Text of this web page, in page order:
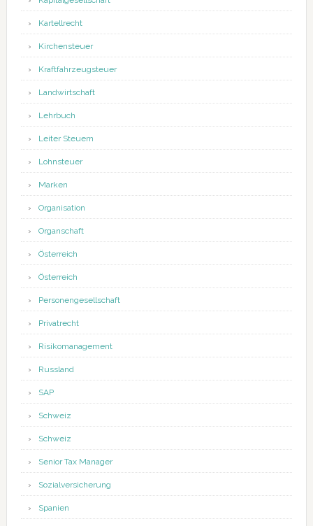
Kartellrecht
Kirchensteuer
Kraftfahrzeugsteuer
Landwirtschaft
Lehrbuch
Leiter Steuern
Lohnsteuer
Marken
Organisation
Organschaft
Österreich
Österreich
Personengesellschaft
Privatrecht
Risikomanagement
Russland
SAP
Schweiz
Schweiz
Senior Tax Manager
Sozialversicherung
Spanien